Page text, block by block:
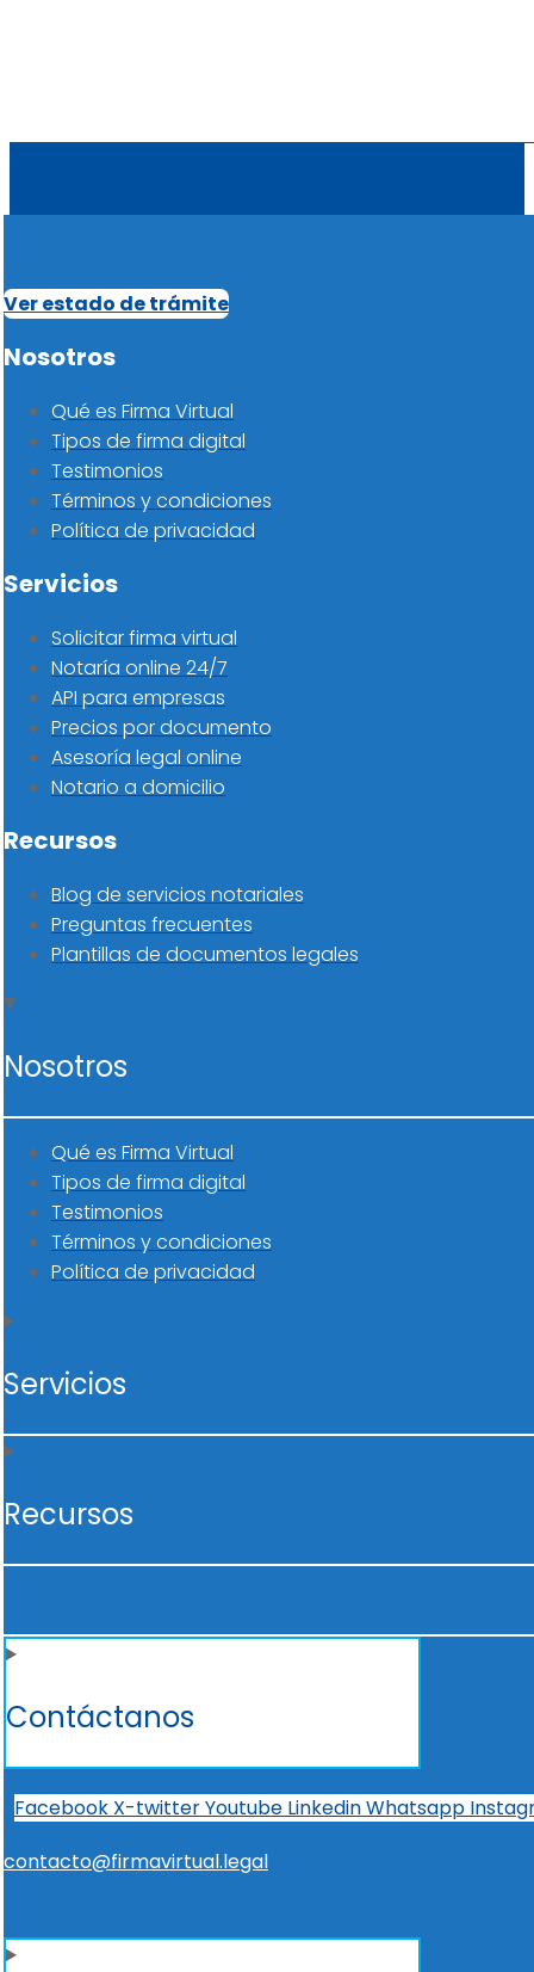
Ver estado de trámite
Nosotros
Qué es Firma Virtual
Tipos de firma digital
Testimonios
Términos y condiciones
Política de privacidad
Servicios
Solicitar firma virtual
Notaría online 24/7
API para empresas
Precios por documento
Asesoría legal online
Notario a domicilio
Recursos
Blog de servicios notariales
Preguntas frecuentes
Plantillas de documentos legales
Nosotros
Qué es Firma Virtual
Tipos de firma digital
Testimonios
Términos y condiciones
Política de privacidad
Servicios
Recursos
Contáctanos
Facebook X-twitterYoutube LinkedinWhatsapp
contacto@firmavirtual.legal